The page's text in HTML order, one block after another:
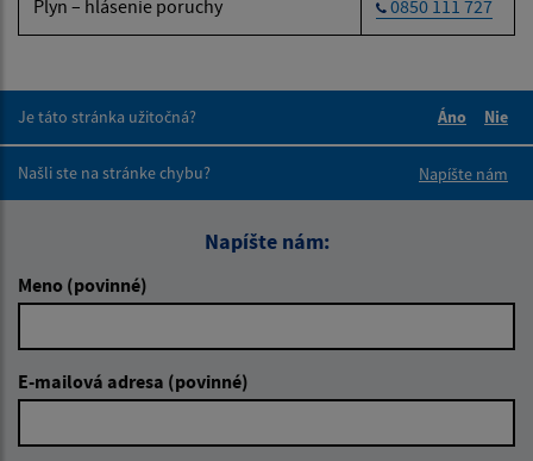
Plyn – hlásenie poruchy 0850 111 727
Je táto stránka užitočná?
Áno
Nie
Našli ste na stránke chybu?
Napíšte nám
Napíšte nám:
Meno (povinné)
E-mailová adresa (povinné)